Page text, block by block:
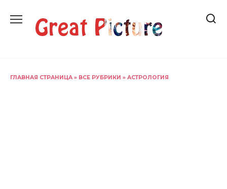
содержанию
ГЛАВНАЯ СТРАНИЦА » ВСЕ РУБРИКИ » АСТРОЛОГИЯ